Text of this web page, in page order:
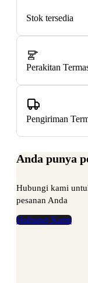
Stok tersedia
Perakitan
Pengiriman
Anda punya
Hubungi kami
pesanan Anda
Hubungi Kami